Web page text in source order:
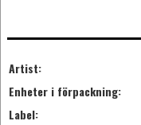
Artist:
Enheter i förpackning:
Label: